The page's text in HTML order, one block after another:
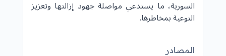
السورية، ما يستدعي مواصلة جهود إزالتها وتعزيز
التوعية بمخاطرها.
المصادر